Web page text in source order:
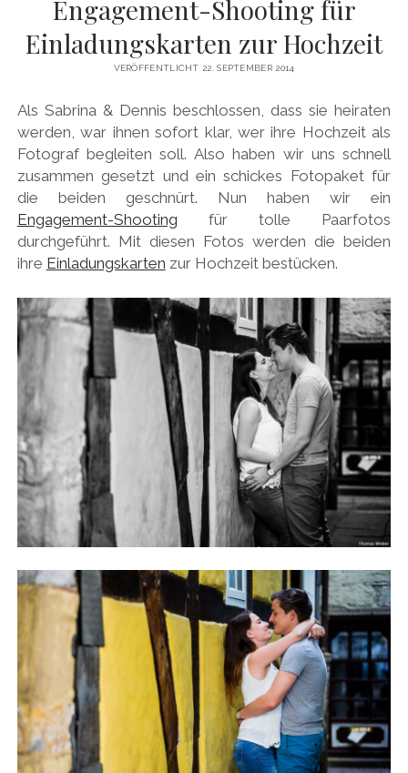
Engagement-Shooting für
Einladungskarten zur Hochzeit
VERÖFFENTLICHT 22. SEPTEMBER 2014
Als Sabrina & Dennis beschlossen, dass sie heiraten
werden, war ihnen sofort klar, wer ihre Hochzeit als
Fotograf begleiten soll. Also haben wir uns schnell
zusammen gesetzt und ein schickes Fotopaket für
die beiden geschnürt. Nun haben wir ein
Engagement-Shooting für tolle Paarfotos
durchgeführt. Mit diesen Fotos werden die beiden
ihre Einladungskarten zur Hochzeit bestücken.